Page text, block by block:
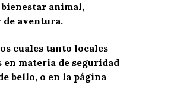
animal,
de aventura.
cuales tanto locales
materia de seguridad
bello, o en la página